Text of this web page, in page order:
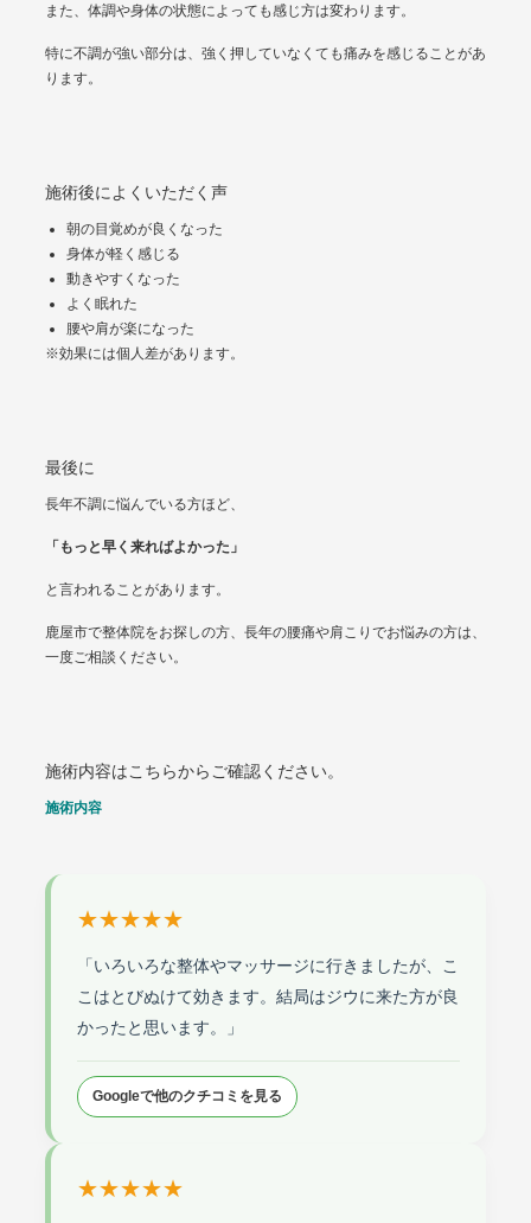
また、体調や身体の状態によっても感じ方は変わります。
特に不調が強い部分は、強く押していなくても痛みを感じることがあ
ります。
施術後によくいただく声
朝の目覚めが良くなった
身体が軽く感じる
動きやすくなった
よく眠れた
腰や肩が楽になった
※効果には個人差があります。
最後に
長年不調に悩んでいる方ほど、
「もっと早く来ればよかった」
と言われることがあります。
鹿屋市で整体院をお探しの方、長年の腰痛や肩こりでお悩みの方は、
一度ご相談ください。
施術内容はこちらからご確認ください。
施術内容
★★★★★
「いろいろな整体やマッサージに行きましたが、こ
こはとびぬけて効きます。結局はジウに来た方が良
かったと思います。」
Googleで他のクチコミを見る
★★★★★